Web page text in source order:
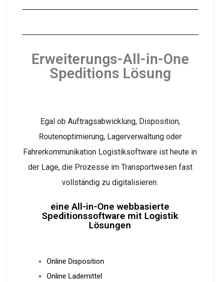
Erweiterungs-All-in-One
Speditions Lösung
Egal ob Auftragsabwicklung, Disposition,
Routenoptimierung, Lagerverwaltung oder
Fahrerkommunikation Logistiksoftware ist heute in
der Lage, die Prozesse im Transportwesen fast
vollständig zu digitalisieren.
eine All-in-One webbasierte
Speditionssoftware mit Logistik
Lösungen
Online Disposition
Online Lademittel